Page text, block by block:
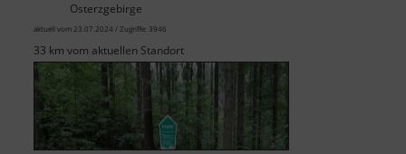
Osterzgebirge
aktuell vom 23.07.2024 / Zugriffe: 3946
33 km vom aktuellen Standort